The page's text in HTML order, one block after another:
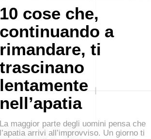
10 cose che,
continuando a
rimandare, ti
trascinano
lentamente
nell’apatia
La maggior parte degli uomini pensa che
l’apatia arrivi all’improvviso. Un giorno ti